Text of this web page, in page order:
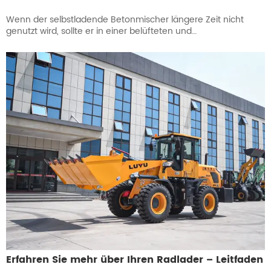
Wenn der selbstladende Betonmischer längere Zeit nicht
genutzt wird, sollte er in einer belüfteten und
im Freien.
Erfahren Sie mehr über Ihren Radlader – Leitfaden